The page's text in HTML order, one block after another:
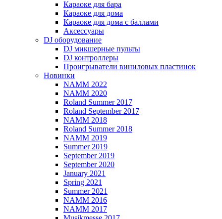
Караоке для бара
Караоке для дома
Караоке для дома с баллами
Аксессуары
DJ оборудование
DJ микшерные пульты
DJ контроллеры
Проигрыватели виниловых пластинок
Новинки
NAMM 2022
NAMM 2020
Roland Summer 2017
Roland September 2017
NAMM 2018
Roland Summer 2018
NAMM 2019
Summer 2019
September 2019
September 2020
January 2021
Spring 2021
Summer 2021
NAMM 2016
NAMM 2017